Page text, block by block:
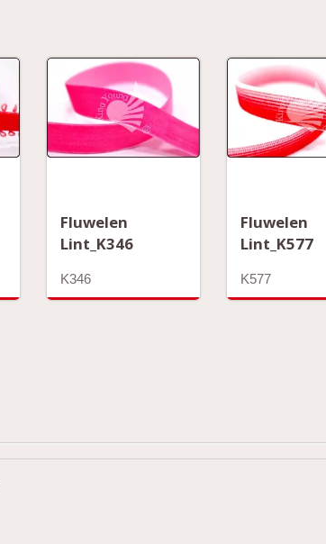
Fluwelen
Lint_K346
K346
Fluwelen
Lint_K577
K577